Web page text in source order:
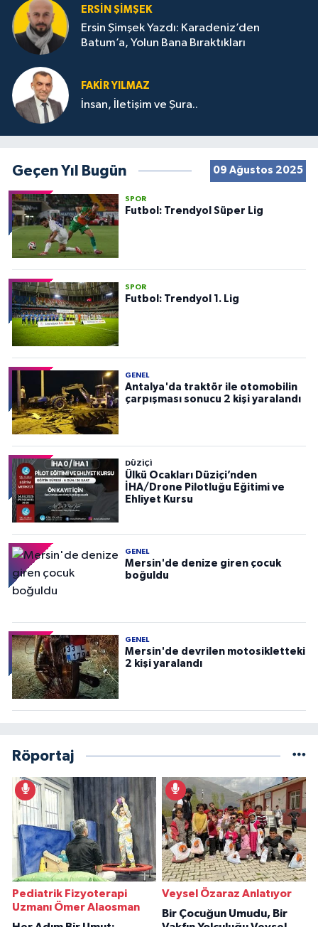
ERSIN ŞIMŞEK
Ersin Şimşek Yazdı: Karadeniz’den
Batum’a, Yolun Bana Bıraktıkları
FAKIR YILMAZ
İnsan, İletişim ve Şura..
Geçen Yıl Bugün 09 Ağustos 2025
SPOR
Futbol: Trendyol Süper Lig
SPOR
Futbol: Trendyol 1. Lig
GENEL
Antalya'da traktör ile otomobilin
çarpışması sonucu 2 kişi yaralandı
DÜZIÇI
Ülkü Ocakları Düziçi’nden
İHA/Drone Pilotluğu Eğitimi ve
Ehliyet Kursu
GENEL
Mersin'de denize giren çocuk
boğuldu
GENEL
Mersin'de devrilen motosikletteki
2 kişi yaralandı
Röportaj
Pediatrik Fizyoterapi
Uzmanı Ömer Alaosman
Veysel Özaraz Anlatıyor
Bir Çocuğun Umudu, Bir